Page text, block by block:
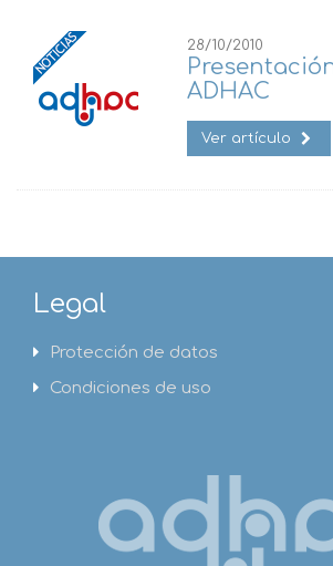
28/10/2010
ADHAC
Ver artículo
Legal
Protección de datos
Condiciones de uso